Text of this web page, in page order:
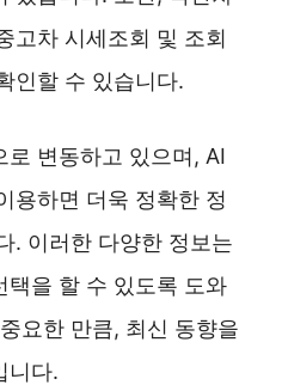
고차 시세조회 및 조회
인할 수 있습니다.
로 변동하고 있으며, AI
용하면 더욱 정확한 정
. 이러한 다양한 정보는
택을 할 수 있도록 도와
요한 만큼, 최신 동향을
니다.